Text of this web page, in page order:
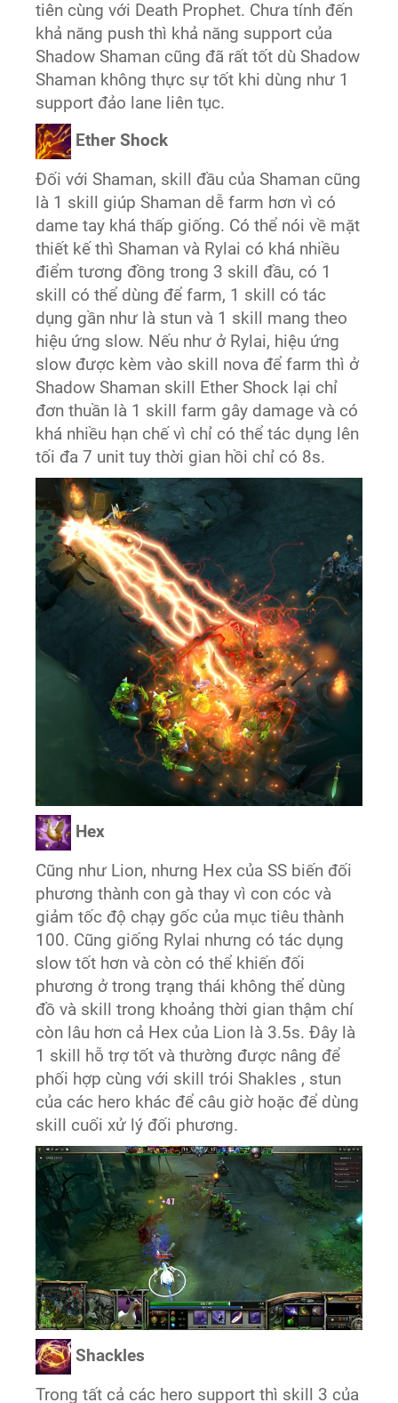
tiên cùng với Death Prophet. Chưa tính đến
khả năng push thì khả năng support của
Shadow Shaman cũng đã rất tốt dù Shadow
Shaman không thực sự tốt khi dùng như 1
support đảo lane liên tục.
Ether Shock
Đối với Shaman, skill đầu của Shaman cũng
là 1 skill giúp Shaman dễ farm hơn vì có
dame tay khá thấp giống. Có thể nói về mặt
thiết kế thì Shaman và Rylai có khá nhiều
điểm tương đồng trong 3 skill đầu, có 1
skill có thể dùng để farm, 1 skill có tác
dụng gần như là stun và 1 skill mang theo
hiệu ứng slow. Nếu như ở Rylai, hiệu ứng
slow được kèm vào skill nova để farm thì ở
Shadow Shaman skill Ether Shock lại chỉ
đơn thuần là 1 skill farm gây damage và có
khá nhiều hạn chế vì chỉ có thể tác dụng lên
tối đa 7 unit tuy thời gian hồi chỉ có 8s.
Hex
Cũng như Lion, nhưng Hex của SS biến đối
phương thành con gà thay vì con cóc và
giảm tốc độ chạy gốc của mục tiêu thành
100. Cũng giống Rylai nhưng có tác dụng
slow tốt hơn và còn có thể khiến đối
phương ở trong trạng thái không thể dùng
đồ và skill trong khoảng thời gian thậm chí
còn lâu hơn cả Hex của Lion là 3.5s. Đây là
1 skill hỗ trợ tốt và thường được nâng để
phối hợp cùng với skill trói Shakles , stun
của các hero khác để câu giờ hoặc để dùng
skill cuối xử lý đối phương.
Shackles
Trong tất cả các hero support thì skill 3 của